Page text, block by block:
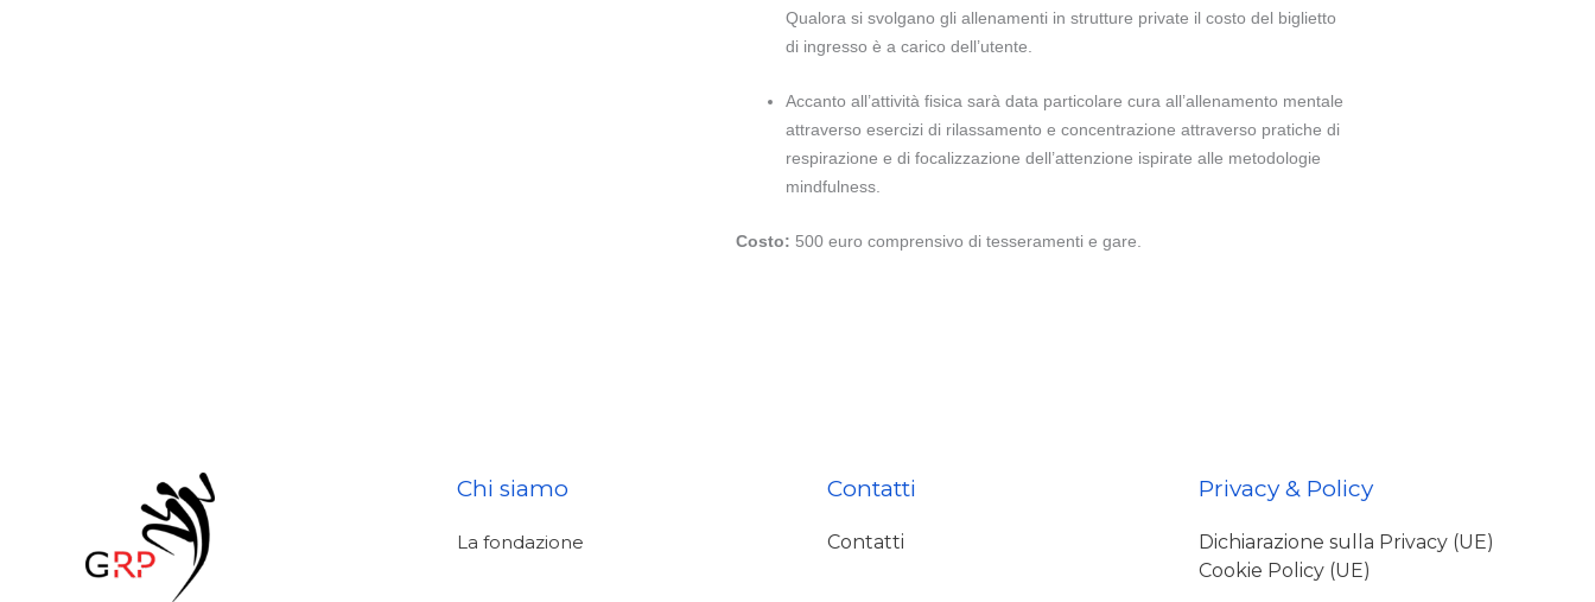
Qualora si svolgano gli allenamenti in strutture private il costo del biglietto
di ingresso è a carico dell’utente.
Accanto all’attività fisica sarà data particolare cura all’allenamento mentale
attraverso esercizi di rilassamento e concentrazione attraverso pratiche di
respirazione e di focalizzazione dell’attenzione ispirate alle metodologie
mindfulness.
Costo: 500 euro comprensivo di tesseramenti e gare.
Chi siamo
La fondazione
Contatti
Contatti
Privacy & Policy
Dichiarazione sulla Privacy (UE)
Cookie Policy (UE)